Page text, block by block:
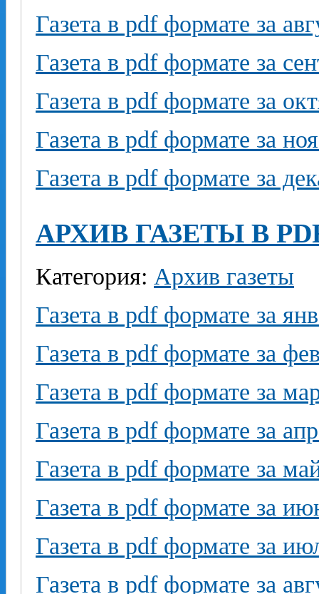
Газета в pdf формате за
Газета в pdf формате за
Газета в pdf формате за
Газета в pdf формате за
Газета в pdf формате за
АРХИВ ГАЗЕТЫ В
Категория: Архив газеты
Газета в pdf формате за
Газета в pdf формате за
Газета в pdf формате за
Газета в pdf формате за
Газета в pdf формате за
Газета в pdf формате за
Газета в pdf формате за
Газета в pdf формате за